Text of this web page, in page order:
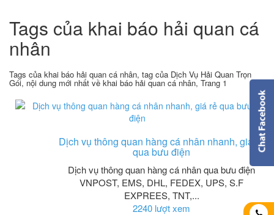
Tags của khai báo hải quan cá
nhân
Tags của khai báo hải quan cá nhân, tag của Dịch Vụ Hải Quan Trọn
Gói, nội dung mới nhất về khai báo hải quan cá nhân, Trang 1
Dịch vụ thông quan hàng cá nhân nhanh, giá rẻ
qua bưu điện
Dịch vụ thông quan hàng cá nhân qua bưu điện
VNPOST, EMS, DHL, FEDEX, UPS, S.F
EXPREES, TNT,...
2240 lượt xem